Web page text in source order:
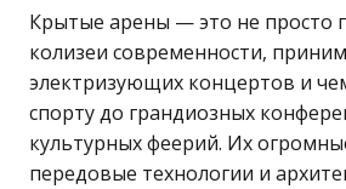
Крытые арены — это не просто
колизеи современности,
электризующих концертов и
спорту до грандиозных
культурных феерий. Их
передовые технологии и